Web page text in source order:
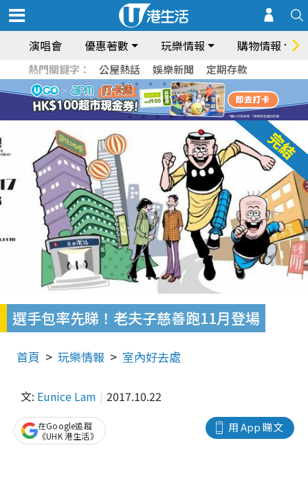
演唱會 優惠著數 玩樂情報 購物情報
熱門關鍵字： 公屋熱話 娛樂新聞 定期存款
選手包率先睇！老夫子慈善跑11月登場
首頁 玩樂情報 室內好去處
文: Eunice Lam 2017.10.22
用 App 睇文
在Google追蹤
《UHK 港生活》